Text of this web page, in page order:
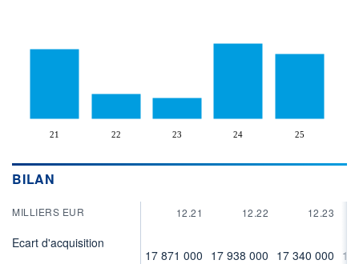
21 22 23 24 25
BILAN
MILLIERS EUR 12.21 12.22 12.23
Ecart d'acquisition
17 871 000 17 938 000 17 340 000 18